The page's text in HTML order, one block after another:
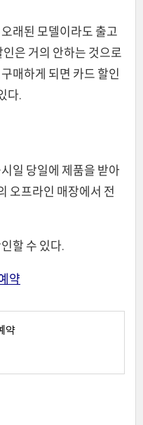
래된 모델이라도 출고
은 거의 안하는 것으로
매하게 되면 카드 할인
다.
일 당일에 제품을 받아
오프라인 매장에서 전
할 수 있다.
약
약